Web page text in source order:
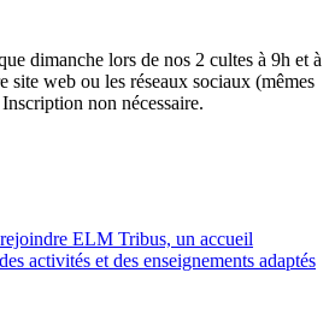
dimanche lors de nos 2 cultes à 9h et à
site web ou les réseaux sociaux (mêmes
non nécessaire.
ELM Tribus, un accueil
activités et des enseignements adaptés